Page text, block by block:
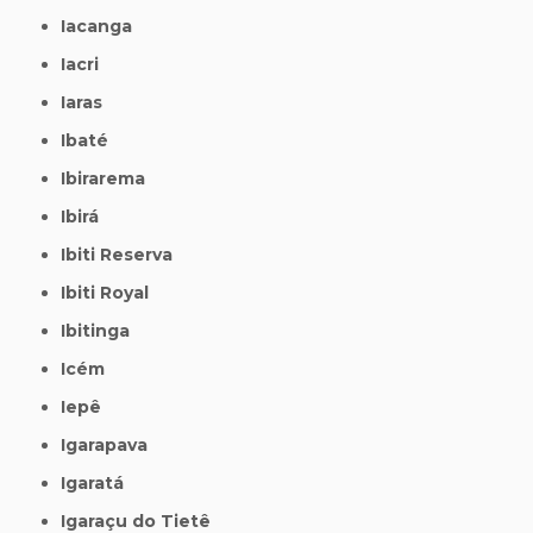
Iacanga
Iacri
Iaras
Ibaté
Ibirarema
Ibirá
Ibiti Reserva
Ibiti Royal
Ibitinga
Icém
Iepê
Igarapava
Igaratá
Igaraçu do Tietê